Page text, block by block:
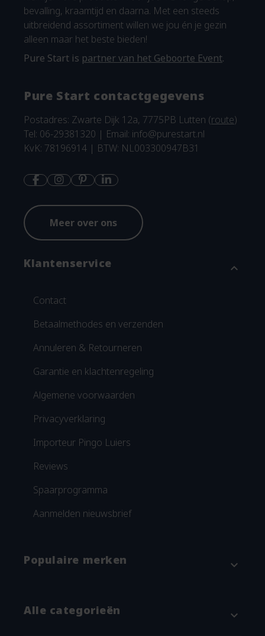
bevalling, kraamtijd en daarna. Met een steeds
uitbreidend assortiment willen we jou én je gezin
alleen maar het beste bieden!
Pure Start is partner van het Geboorte Event.
Pure Start contactgegevens
Postadres: Zwarte Dijk 12a, 7775PB Lutten (route)
Tel: 06-29381320 | Email: info@purestart.nl
KvK: 78196914 | BTW: NL003300947B31
Meer over ons
Klantenservice expand_more
Contact
Betaalmethodes en verzenden
Annuleren & Retourneren
Garantie en klachtenregeling
Algemene voorwaarden
Privacyverklaring
Importeur Pingo Luiers
Reviews
Spaarprogramma
Aanmelden nieuwsbrief
Populaire merken expand_more
Alle categorieën expand_more